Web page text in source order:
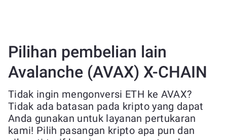
Pilihan pembelian lain
Avalanche (AVAX) X-CHAIN
Tidak ingin mengonversi ETH ke AVAX?
Tidak ada batasan pada kripto yang dapat
Anda gunakan untuk layanan pertukaran
kami! Pilih pasangan kripto apa pun dan